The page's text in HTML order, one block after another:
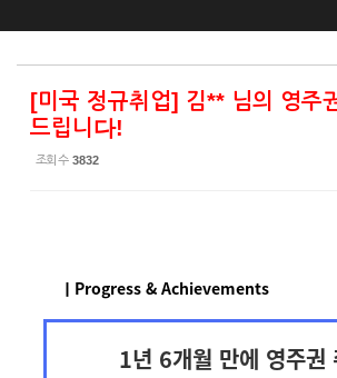
[미국 정규취업] 김** 님의 영주
드립니다!
조회 수 3832
ㅣProgress & Achievements
1년 6개월 만에 영주권